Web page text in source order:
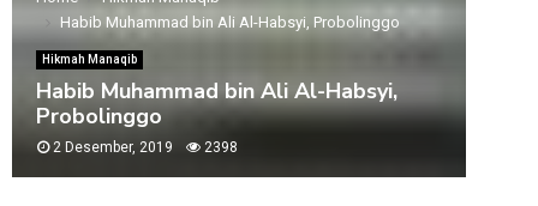
Habib Muhammad bin Ali Al-Habsyi, Probolinggo
Hikmah Manaqib
Habib Muhammad bin Ali Al-Habsyi,
Probolinggo
2 Desember, 2019 2398